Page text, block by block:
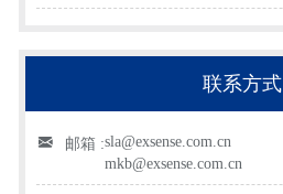
联系方式
邮箱 :sla@exsense.com.cn
mkb@exsense.com.cn